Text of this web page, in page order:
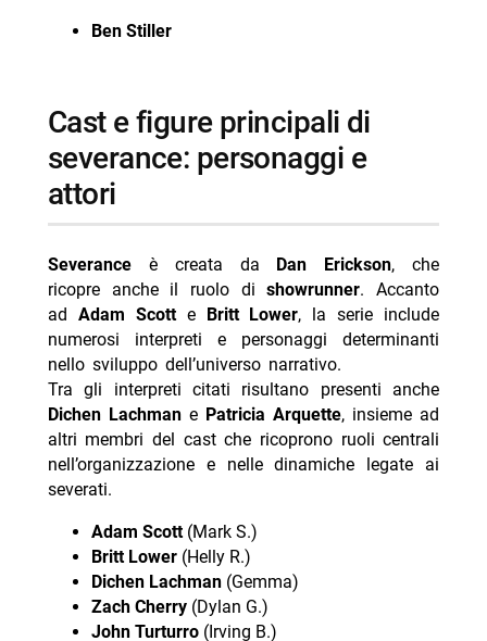
Ben Stiller
cast e figure principali di
severance: personaggi e
attori
Severanceè creata da Dan Erickson, che
ricopre anche il ruolo dishowrunner. Accanto
ad Adam Scotte Britt Lower, la serie include
numerosi interpreti e personaggi determinanti
nello sviluppo dell’universo narrativo.
Tra gli interpreti citati risultano presenti anche
Dichen Lachmane Patricia Arquette, insieme ad
altri membri del cast che ricoprono ruoli centrali
nell’organizzazione e nelle dinamiche legate ai
severati.
Adam Scott(Mark S.)
Britt Lower(Helly R.)
Dichen Lachman(Gemma)
Zach Cherry(Dylan G.)
John Turturro(Irving B.)